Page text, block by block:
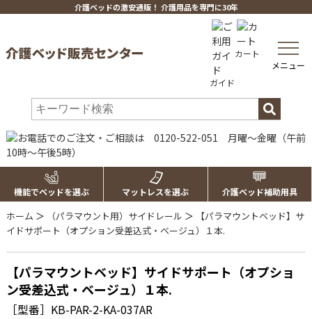
介護ベッドの激安通販！ 介護用品を専門に30年
ガイド
カート
toggle
メニュー
機能でベッドを選ぶ マットレスを選ぶ 介護ベッド補助用具
ホーム ＞ （パラマウント用）サイドレール ＞
【パラマウントベッド】サ
イドサポート（オプション受差込式・ベージュ）１本.
【パラマウントベッド】サイドサポート（オプショ
ン受差込式・ベージュ）１本.
［型番］KB-PAR-2-KA-037AR